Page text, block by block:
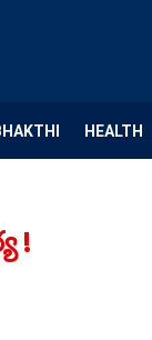
HEALTH
!